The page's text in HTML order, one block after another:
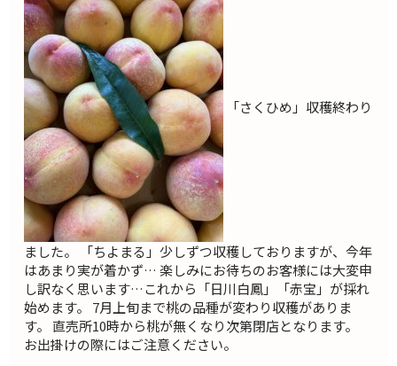
「さくひめ」収穫終わり
ました。 「ちよまる」少しずつ収穫しておりますが、今年
はあまり実が着かず… 楽しみにお待ちのお客様には大変申
し訳なく思います…これから「日川白鳳」「赤宝」が採れ
始めます。 7月上旬まで桃の品種が変わり収穫がありま
す。 直売所10時から桃が無くなり次第閉店となります。
お出掛けの際にはご注意ください。